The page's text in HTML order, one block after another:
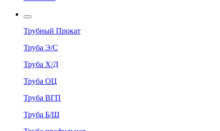
Трубный Прокат
Труба Э/С
Труба Х/Д
Труба ОЦ
Труба ВГП
Труба Б/Ш